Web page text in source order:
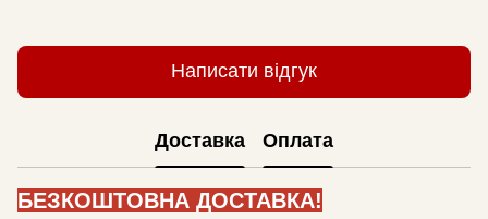
Написати відгук
Доставка Оплата
БЕЗКОШТОВНА ДОСТАВКА!